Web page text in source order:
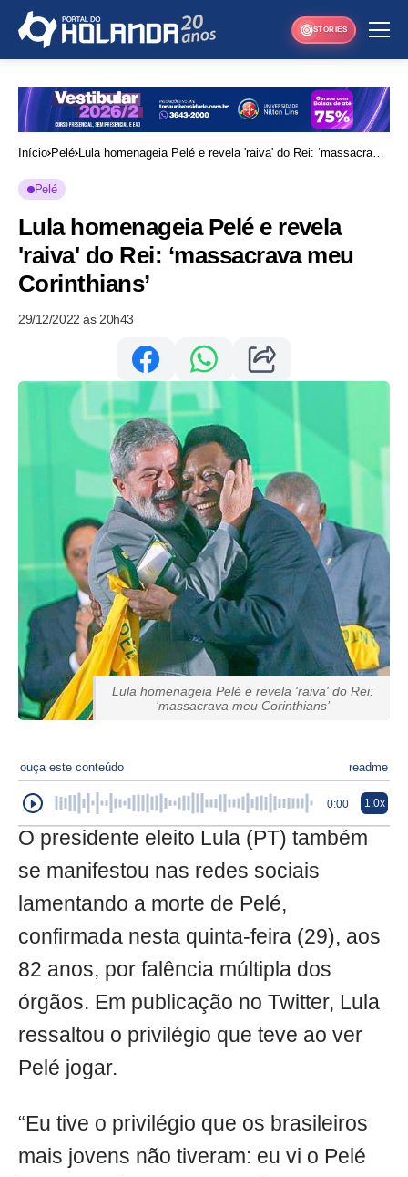
STORIES
Início Pelé Lula homenageia Pelé e revela 'raiva' do Rei: ‘massacrava
Pelé
Lula homenageia Pelé e revela
'raiva' do Rei: ‘massacrava meu
Corinthians’
29/12/2022 às 20h43
Lula homenageia Pelé e revela 'raiva' do Rei:
‘massacrava meu Corinthians’
ouça este conteúdo readme
0:00 1.0x
O presidente eleito Lula (PT) também
se manifestou nas redes sociais
lamentando a morte de Pelé,
confirmada nesta quinta-feira (29), aos
82 anos, por falência múltipla dos
órgãos. Em publicação no Twitter, Lula
ressaltou o privilégio que teve ao ver
Pelé jogar.
“Eu tive o privilégio que os brasileiros
mais jovens não tiveram: eu vi o Pelé